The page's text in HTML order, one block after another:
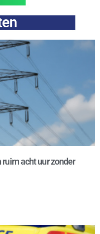
acht uur zonder